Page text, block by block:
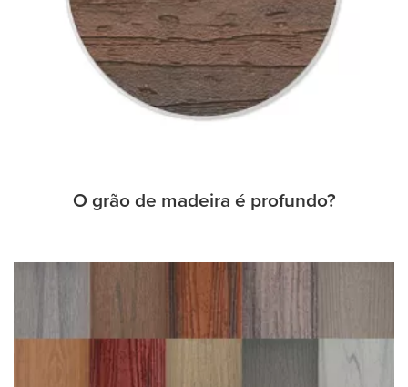
O grão de madeira é profundo?